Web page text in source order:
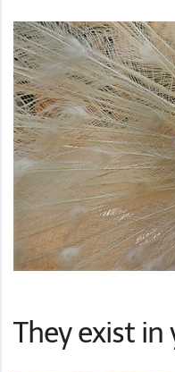
They exist in